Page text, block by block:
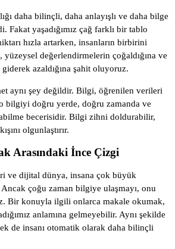
daha bilinçli, daha anlayışlı ve daha bilge
Fakat yaşadığımız çağ farklı bir tablo
hızla artarken, insanların birbirini
yüzeysel değerlendirmelerin çoğaldığına ve
azaldığına şahit oluyoruz.
aynı şey değildir. Bilgi, öğrenilen verileri
bilgiyi doğru yerde, doğru zamanda ve
becerisidir. Bilgi zihni doldurabilir,
olgunlaştırır.
Arasındaki İnce Çizgi
ve dijital dünya, insana çok büyük
çoğu zaman bilgiye ulaşmayı, onu
Bir konuyla ilgili onlarca makale okumak,
anlamına gelmeyebilir. Aynı şekilde
de insanı otomatik olarak daha bilinçli